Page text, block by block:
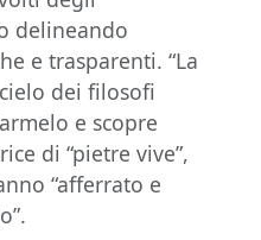
delineando
e trasparenti. “La
dei filosofi
e scopre
di “pietre vive”,
“afferrato e